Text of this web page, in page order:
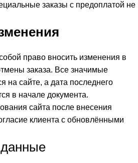
заказы с предоплатой не
право вносить изменения в
заказа. Все значимые
на сайте, а дата последнего
в начале документа.
сайта после внесения
клиента с обновлёнными